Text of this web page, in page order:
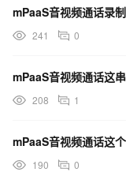
241 0
mPaaS音视频通话这
208 1
mPaaS音视频通话这
190 0